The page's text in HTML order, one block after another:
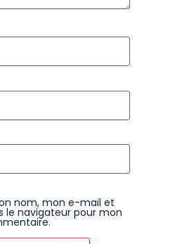
nom, mon e-mail et
le navigateur pour mon